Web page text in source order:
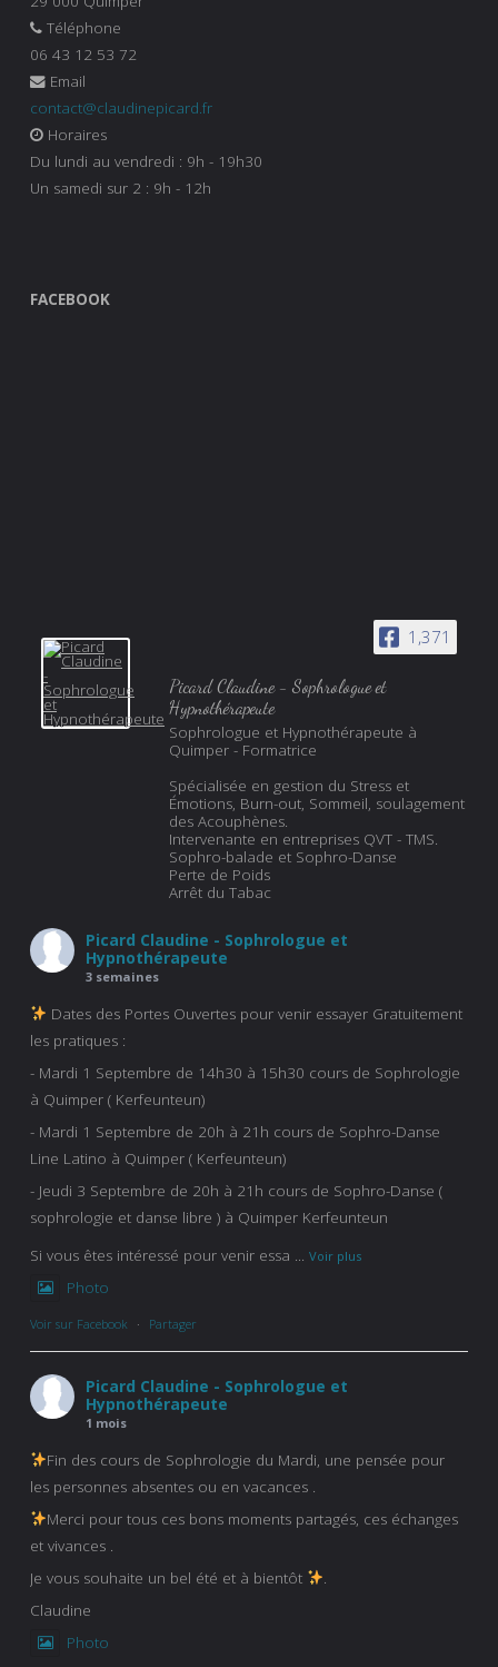
Téléphone
06 43 12 53 72
Email
contact@claudinepicard.fr
Horaires
Du lundi au vendredi : 9h - 19h30
Un samedi sur 2 : 9h - 12h
FACEBOOK
1,371
Picard Claudine - Sophrologue et
Hypnothérapeute
Sophrologue et Hypnothérapeute à
Quimper - Formatrice
Spécialisée en gestion du Stress et
Émotions, Burn-out, Sommeil, soulagement
des Acouphènes.
Intervenante en entreprises QVT - TMS.
Sophro-balade et Sophro-Danse
Perte de Poids
Arrêt du Tabac
Picard Claudine - Sophrologue et
Hypnothérapeute
3 semaines
Dates des Portes Ouvertes pour venir essayer Gratuitement
les pratiques :
- Mardi 1 Septembre de 14h30 à 15h30 cours de Sophrologie
à Quimper ( Kerfeunteun)
- Mardi 1 Septembre de 20h à 21h cours de Sophro-Danse
Line Latino à Quimper ( Kerfeunteun)
- Jeudi 3 Septembre de 20h à 21h cours de Sophro-Danse (
sophrologie et danse libre ) à Quimper Kerfeunteun
Si vous êtes intéressé pour venir essa
Voir plus
Photo
Voir sur Facebook · Partager
Picard Claudine - Sophrologue et
Hypnothérapeute
1 mois
Fin des cours de Sophrologie du Mardi, une pensée pour
les personnes absentes ou en vacances .
Merci pour tous ces bons moments partagés, ces échanges
et vivances .
Je vous souhaite un bel été et à bientôt
Claudine
Photo